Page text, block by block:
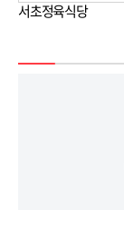
서초정육식당